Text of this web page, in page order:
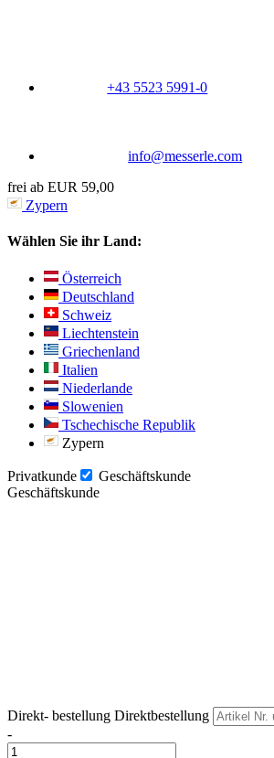
+43 5523 5991-0
info@messerle.com
frei ab EUR 59,00
Zypern
Wählen Sie ihr Land:
Österreich
Deutschland
Schweiz
Liechtenstein
Griechenland
Italien
Niederlande
Slowenien
Tschechische Republik
Zypern
Privatkunde
Geschäftskunde
Geschäftskunde
Direkt- bestellung Direktbestellung
-